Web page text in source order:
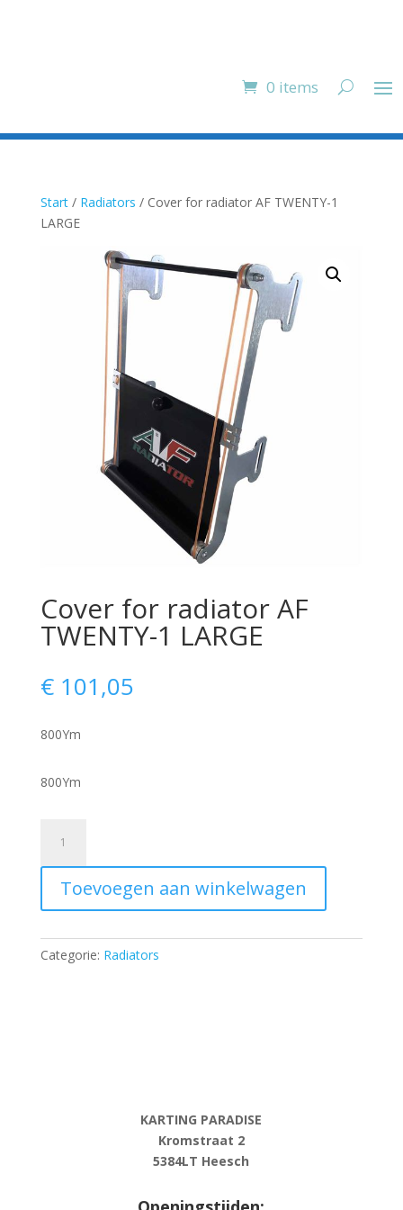
0 items
Start/ Radiators / Cover for radiator AF TWENTY-1
LARGE
Cover for radiator AF
TWENTY-1 LARGE
€101,05
800Ym
800Ym
radiator
TWENTY-
LARGE
Toevoegen aan winkelwagen
Categorie: Radiators
KARTING PARADISE
Kromstraat 2
5384LT Heesch